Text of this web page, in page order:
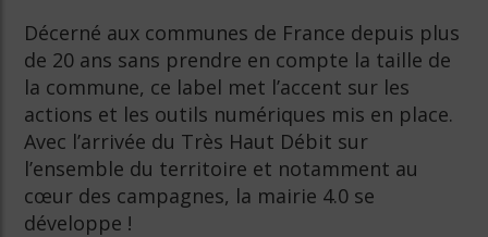
Décerné aux communes de France depuis plus
de 20 ans sans prendre en compte la taille de
la commune, ce label met l’accent sur les
actions et les outils numériques mis en place.
Avec l’arrivée du Très Haut Débit sur
l’ensemble du territoire et notamment au
cœur des campagnes, la mairie 4.0 se
développe !